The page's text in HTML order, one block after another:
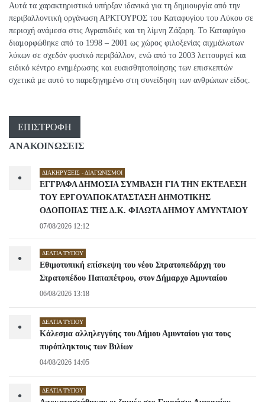
Αυτά τα χαρακτηριστικά υπήρξαν ιδανικά για τη δημιουργία από την
περιβαλλοντική οργάνωση ΑΡΚΤΟΥΡΟΣ του Καταφυγίου του Λύκου σε
περιοχή ανάμεσα στις Αγραπιδιές και τη λίμνη Ζάζαρη. Το Καταφύγιο
διαμορφώθηκε από το 1998 – 2001 ως χώρος φιλοξενίας αιχμάλωτων
λύκων σε σχεδόν φυσικό περιβάλλον, ενώ από το 2003 λειτουργεί και
ειδικό κέντρο ενημέρωσης και ευαισθητοποίησης των επισκεπτών
σχετικά με αυτό το παρεξηγημένο στη συνείδηση των ανθρώπων είδος.
ΕΠΙΣΤΡΟΦΉ
ΑΝΑΚΟΙΝΩΣΕΙΣ
• ΔΙΑΚΗΡΎΞΕΙΣ - ΔΙΑΓΩΝΙΣΜΟΊ
ΕΓΓΡΑΦΑ ΔΗΜΟΣΙΑ ΣΥΜΒΑΣΗ ΓΙΑ ΤΗΝ ΕΚΤΕΛΕΣΗ
ΤΟΥ ΕΡΓΟΥΑΠΟΚΑΤΑΣΤΑΣΗ ΔΗΜΟΤΙΚΗΣ
ΟΔΟΠΟΙΙΑΣ ΤΗΣ Δ.Κ. ΦΙΛΩΤΑ ΔΗΜΟΥ ΑΜΥΝΤΑΙΟΥ
07/08/2026 12:12
• ΔΕΛΤΊΑ ΤΎΠΟΥ
Εθιμοτυπική επίσκεψη του νέου Στρατοπεδάρχη του
Στρατοπέδου Παπαπέτρου, στον Δήμαρχο Αμυνταίου
06/08/2026 13:18
• ΔΕΛΤΊΑ ΤΎΠΟΥ
Κάλεσμα αλληλεγγύης του Δήμου Αμυνταίου για τους
πυρόπληκτους των Βιλίων
04/08/2026 14:05
• ΔΕΛΤΊΑ ΤΎΠΟΥ